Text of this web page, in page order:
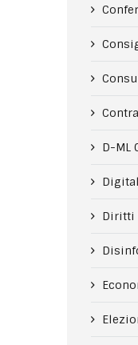
D-ML
Diritti